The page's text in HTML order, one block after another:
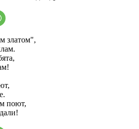
златом",
поют,